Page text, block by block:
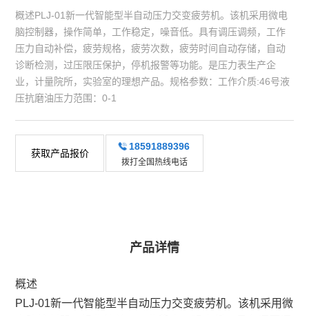
概述PLJ-01新一代智能型半自动压力交变疲劳机。该机采用微电
脑控制器，操作简单，工作稳定，噪音低。具有调压调频，工作
压力自动补偿，疲劳规格，疲劳次数，疲劳时间自动存储，自动
诊断检测，过压限压保护，停机报警等功能。是压力表生产企
业，计量院所，实验室的理想产品。规格参数：工作介质:46号液
压抗磨油压力范围：0-1
获取产品报价
18591889396
拨打全国热线电话
产品详情
概述
PLJ-01新一代智能型半自动压力交变疲劳机。该机采用微